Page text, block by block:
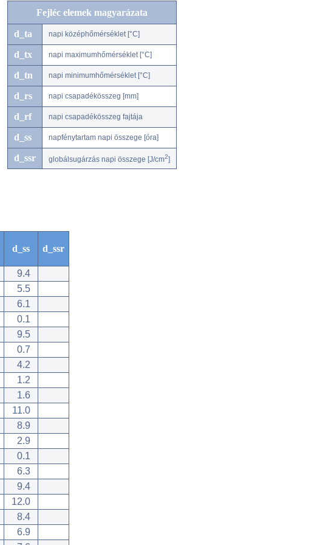
Fejléc elemek magyarázata
d_ta napi középhőmérséklet [°C]
d_tx napi maximumhőmérséklet [°C]
d_tn napi minimumhőmérséklet [°C]
d_rs napi csapadékösszeg [mm]
d_rf napi csapadékösszeg fajtája
d_ss napfénytartam napi összege [óra]
d_ssr globálsugárzás napi összege [J/cm2]
d_ss d_ssr
9.4
5.5
6.1
0.1
9.5
0.7
4.2
1.2
1.6
11.0
8.9
2.9
0.1
6.3
9.4
12.0
8.4
6.9